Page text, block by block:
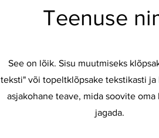
Teenuse
See on lõik. Sisu muutmiseks
teksti" või topeltklõpsake tekstikasti ja
asjakohane teave, mida soovite oma
jagada.